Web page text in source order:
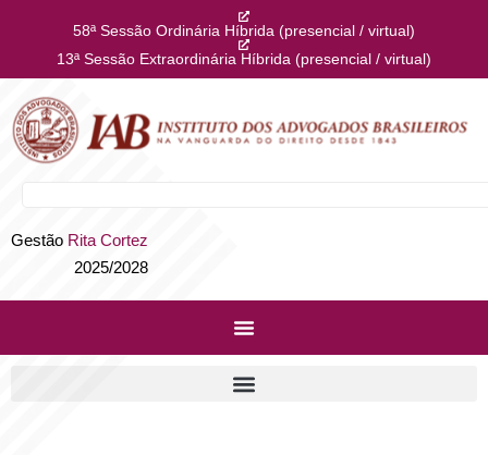
58ª Sessão Ordinária Híbrida (presencial / virtual)
13ª Sessão Extraordinária Híbrida (presencial / virtual)
Gestão Rita Cortez
2025/2028